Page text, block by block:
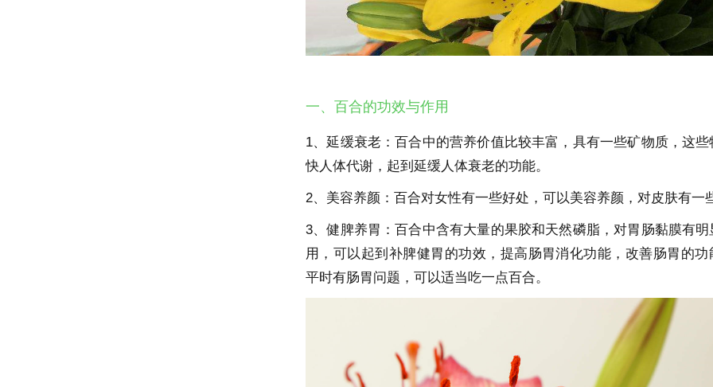
一、百合的功效与作用
1、延缓衰老：百合中的营养价值比较丰富，具有一些矿物质，这些
快人体代谢，起到延缓人体衰老的功能。
2、美容养颜：百合对女性有一些好处，可以美容养颜，对皮肤有一
3、健脾养胃：百合中含有大量的果胶和天然磷脂，对胃肠黏膜有明
用，可以起到补脾健胃的功效，提高肠胃消化功能，改善肠胃的功
平时有肠胃问题，可以适当吃一点百合。